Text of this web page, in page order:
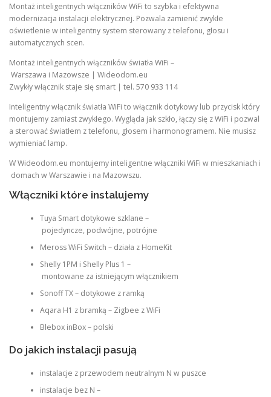
Montaż inteligentnych włączników WiFi to szybka i efektywna
modernizacja instalacji elektrycznej. Pozwala zamienić zwykłe
oświetlenie w inteligentny system sterowany z telefonu, głosu i
automatycznych scen.
Montaż inteligentnych włączników światła WiFi –
Warszawa i Mazowsze | Wideodom.eu
Zwykły włącznik staje się smart | tel. 570 933 114
Inteligentny włącznik światła WiFi to włącznik dotykowy lub przycisk który
montujemy zamiast zwykłego. Wygląda jak szkło, łączy się z WiFi i pozwal
a sterować światłem z telefonu, głosem i harmonogramem. Nie musisz
wymieniać lamp.
W Wideodom.eu montujemy inteligentne włączniki WiFi w mieszkaniach i
domach w Warszawie i na Mazowszu.
Włączniki które instalujemy
Tuya Smart dotykowe szklane –
pojedyncze, podwójne, potrójne
Meross WiFi Switch – działa z HomeKit
Shelly 1PM i Shelly Plus 1 –
montowane za istniejącym włącznikiem
Sonoff TX – dotykowe z ramką
Aqara H1 z bramką – Zigbee z WiFi
Blebox inBox – polski
Do jakich instalacji pasują
instalacje z przewodem neutralnym N w puszce
instalacje bez N –